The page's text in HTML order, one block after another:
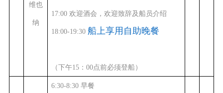
维也
纳
17:00 欢迎酒会，欢迎致辞及船员介绍
18:00-19:30 船上享用自助晚餐
（下午15：00点前必须登船）
6:30-8:30 早餐